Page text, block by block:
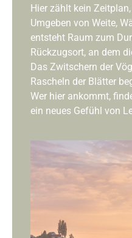
Hier zählt kein
Umgeben von Weite,
entsteht Raum zum
Rückzugsort, an dem
Das Zwitschern der
Rascheln der Blätter
Wer hier ankommt,
ein neues Gefühl von